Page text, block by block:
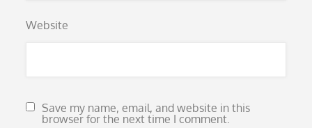
Website
Save my name, email, and website in this
browser for the next time I comment.